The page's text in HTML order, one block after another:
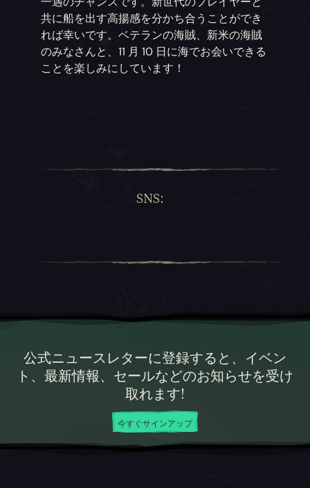
共に船を出す高揚感を分かち合うことができ
れば幸いです。ベテランの海賊、新米の海賊
のみなさんと、11 月 10 日に海でお会いできる
ことを楽しみにしています！
SNS:
公式ニュースレターに登録すると、イベン
ト、最新情報、セールなどのお知らせを受け
取れます!
今すぐサインアップ